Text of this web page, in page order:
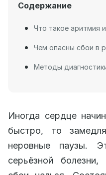
Содержание
Что такое аритмия
Чем опасны сбои в
Методы
Иногда сердце
быстро, то
неровные паузы.
серьёзной